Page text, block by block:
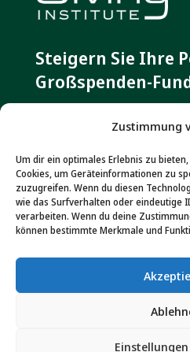
Zustimmung
Um dir ein optimales Erlebnis zu
Cookies, um Geräteinformationen zu
zuzugreifen. Wenn du diesen
wie das Surfverhalten oder eindeutige
verarbeiten. Wenn du deine
können bestimmte Merkmale und
Steigern Sie Ihre
Großspenden-
Dr. Marita Haibach & Jan
Rheingaustraße 111 A
D-65203 Wiesbaden
Fax +49(0)611 801 989
info@major-giving-